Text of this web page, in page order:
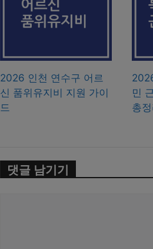
2026 인천 연수구 어르
신 품위유지비 지원 가이
드
민
총
댓글 남기기